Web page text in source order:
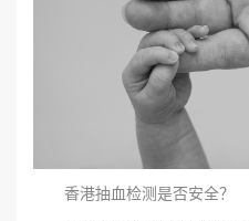
香港抽血检测是否安全？